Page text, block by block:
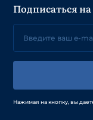
Подписаться
Нажимая на кнопку, вы